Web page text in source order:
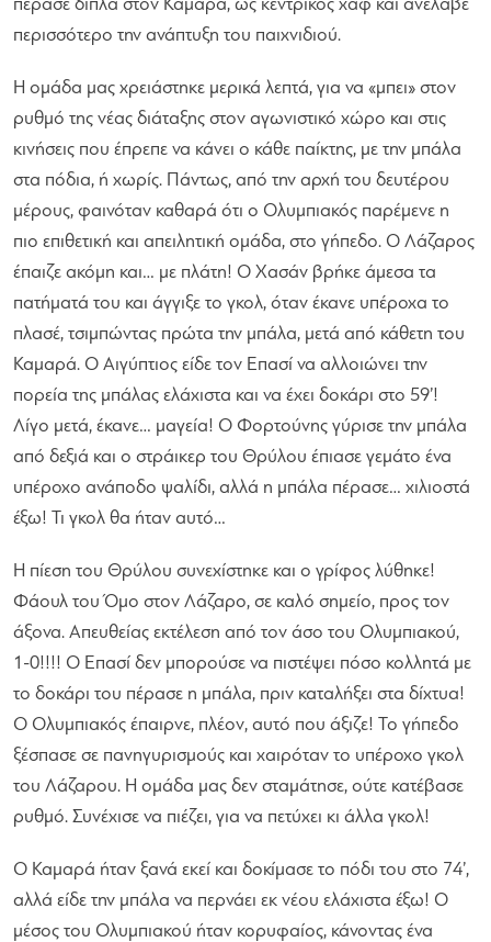
πέρασε δίπλα στον Καμαρά, ως κεντρικός χαφ και ανέλαβε
περισσότερο την ανάπτυξη του παιχνιδιού.
Η ομάδα μας χρειάστηκε μερικά λεπτά, για να «μπει» στον
ρυθμό της νέας διάταξης στον αγωνιστικό χώρο και στις
κινήσεις που έπρεπε να κάνει ο κάθε παίκτης, με την μπάλα
στα πόδια, ή χωρίς. Πάντως, από την αρχή του δευτέρου
μέρους, φαινόταν καθαρά ότι ο Ολυμπιακός παρέμενε η
πιο επιθετική και απειλητική ομάδα, στο γήπεδο. Ο Λάζαρος
έπαιζε ακόμη και… με πλάτη! Ο Χασάν βρήκε άμεσα τα
πατήματά του και άγγιξε το γκολ, όταν έκανε υπέροχα το
πλασέ, τσιμπώντας πρώτα την μπάλα, μετά από κάθετη του
Καμαρά. Ο Αιγύπτιος είδε τον Επασί να αλλοιώνει την
πορεία της μπάλας ελάχιστα και να έχει δοκάρι στο 59’!
Λίγο μετά, έκανε… μαγεία! Ο Φορτούνης γύρισε την μπάλα
από δεξιά και ο στράικερ του Θρύλου έπιασε γεμάτο ένα
υπέροχο ανάποδο ψαλίδι, αλλά η μπάλα πέρασε… χιλιοστά
έξω! Τι γκολ θα ήταν αυτό…
Η πίεση του Θρύλου συνεχίστηκε και ο γρίφος λύθηκε!
Φάουλ του Όμο στον Λάζαρο, σε καλό σημείο, προς τον
άξονα. Απευθείας εκτέλεση από τον άσο του Ολυμπιακού,
1-0!!!! Ο Επασί δεν μπορούσε να πιστέψει πόσο κολλητά με
το δοκάρι του πέρασε η μπάλα, πριν καταλήξει στα δίχτυα!
Ο Ολυμπιακός έπαιρνε, πλέον, αυτό που άξιζε! Το γήπεδο
ξέσπασε σε πανηγυρισμούς και χαιρόταν το υπέροχο γκολ
του Λάζαρου. Η ομάδα μας δεν σταμάτησε, ούτε κατέβασε
ρυθμό. Συνέχισε να πιέζει, για να πετύχει κι άλλα γκολ!
Ο Καμαρά ήταν ξανά εκεί και δοκίμασε το πόδι του στο 74’,
αλλά είδε την μπάλα να περνάει εκ νέου ελάχιστα έξω! Ο
μέσος του Ολυμπιακού ήταν κορυφαίος, κάνοντας ένα